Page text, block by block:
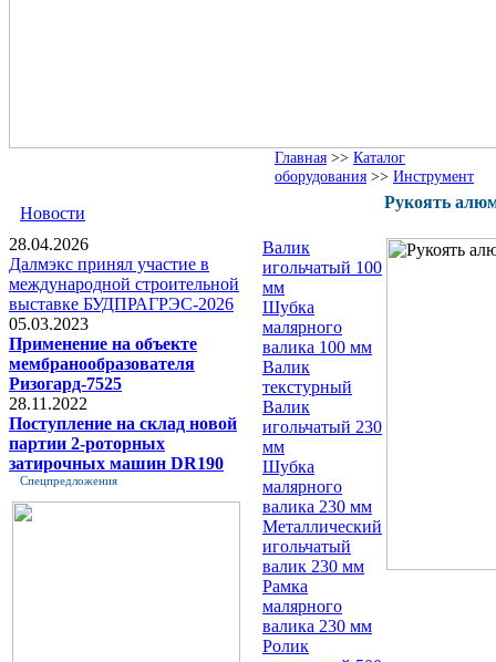
Главная >> Каталог
оборудования >> Инструмент
Новости
28.04.2026
Далмэкс принял участие в
международной строительной
выставке БУДПРАГРЭС-2026
05.03.2023
Применение на объекте
мембранообразователя
Ризогард-7525
28.11.2022
Поступление на склад новой
партии 2-роторных
затирочных машин DR190
Спецпредложения
Рукоять
Валик
игольчатый 100
мм
Шубка
малярного
валика 100 мм
Валик
текстурный
Валик
игольчатый 230
мм
Шубка
малярного
валика 230 мм
Металлический
игольчатый
валик 230 мм
Рамка
малярного
валика 230 мм
Ролик